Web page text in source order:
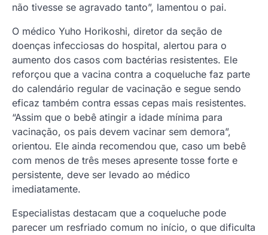
não tivesse se agravado tanto”, lamentou o pai.
O médico Yuho Horikoshi, diretor da seção de
doenças infecciosas do hospital, alertou para o
aumento dos casos com bactérias resistentes. Ele
reforçou que a vacina contra a coqueluche faz parte
do calendário regular de vacinação e segue sendo
eficaz também contra essas cepas mais resistentes.
“Assim que o bebê atingir a idade mínima para
vacinação, os pais devem vacinar sem demora”,
orientou. Ele ainda recomendou que, caso um bebê
com menos de três meses apresente tosse forte e
persistente, deve ser levado ao médico
imediatamente.
Especialistas destacam que a coqueluche pode
parecer um resfriado comum no início, o que dificulta